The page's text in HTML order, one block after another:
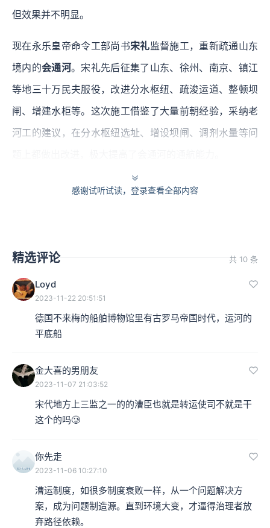
但效果并不明显。
现在永乐皇帝命令工部尚书宋礼监督施工，重新疏通山东
境内的会通河。宋礼先后征集了山东、徐州、南京、镇江
等地三十万民夫服役，改进分水枢纽、疏浚运道、整顿坝
闸、增建水柜等。这次施工借鉴了大量前朝经验，采纳老
河工的建议，在分水枢纽选址、增设坝闸、调剂水量等问
经过这次治理，会通河的通航能力大有提高，漕船载粮的
个数字就成为了定例。这次成功的水利施工，极大增强了
宣布，以后漕运都通过大运河进行，漕粮海上运输被永久
性废止。
感谢试听试读，登录查看全部内容
精选评论 共 10 条
Loyd
2023-11-22 20:51:51
德国不来梅的船舶博物馆里有古罗马帝国时代，运河的
平底船
金大喜的男朋友
2023-11-07 21:03:52
宋代地方上三监之一的的漕臣也就是转运使司不就是干
这个的吗🥲
你先走
2023-11-06 10:27:10
漕运制度，如很多制度衰败一样，从一个问题解决方
案，成为问题制造源。直到环境大变，才逼得治理者放
弃路径依赖。